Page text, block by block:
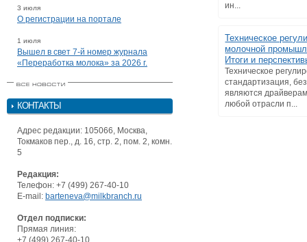
3 июля
О регистрации на портале
1 июля
Вышел в свет 7-й номер журнала
«Переработка молока» за 2026 г.
КОНТАКТЫ
Адрес редакции: 105066, Москва,
Токмаков пер., д. 16, стр. 2, пом. 2, комн.
5
Редакция:
Телефон: +7 (499) 267-40-10
E-mail: barteneva@milkbranch.ru
Отдел подписки:
Прямая линия:
+7 (499) 267-40-10
ин...
Техническое
молочной
Итоги и
Техническое
стандартизация,
являются
любой отрасли п...